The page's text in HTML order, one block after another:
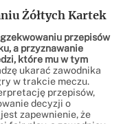
Żółtych Kartek
przepisów
a przyznawanie
które mu w tym
ukarać zawodnika
w trakcie meczu.
przepisów,
decyzji o
zapewnienie, że